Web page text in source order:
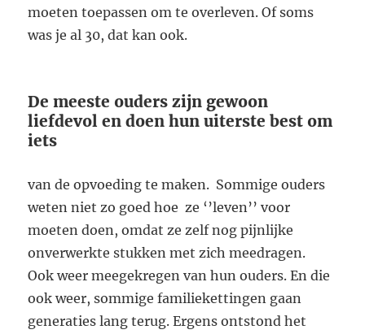
moeten toepassen om te overleven. Of soms
was je al 30, dat kan ook.
De meeste ouders zijn gewoon
liefdevol en doen hun uiterste best om
iets
van de opvoeding te maken. Sommige ouders
weten niet zo goed hoe ze ‘’leven’’ voor
moeten doen, omdat ze zelf nog pijnlijke
onverwerkte stukken met zich meedragen.
Ook weer meegekregen van hun ouders. En die
ook weer, sommige familiekettingen gaan
generaties lang terug. Ergens ontstond het